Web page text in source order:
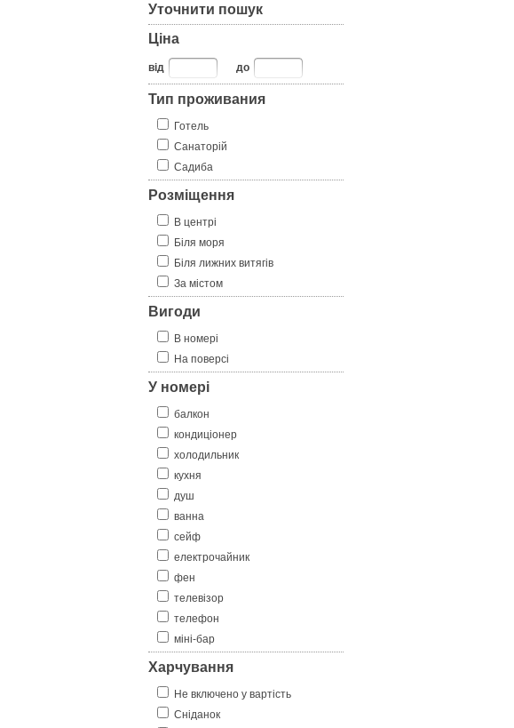
Уточнити пошук
Ціна
від до
Тип проживания
Готель
Санаторій
Садиба
Розміщення
В центрі
Біля моря
Біля лижних витягів
За містом
Вигоди
В номері
На поверсі
У номері
балкон
кондиціонер
холодильник
кухня
душ
ванна
сейф
електрочайник
фен
телевізор
телефон
міні-бар
Харчування
Не включено у вартість
Сніданок